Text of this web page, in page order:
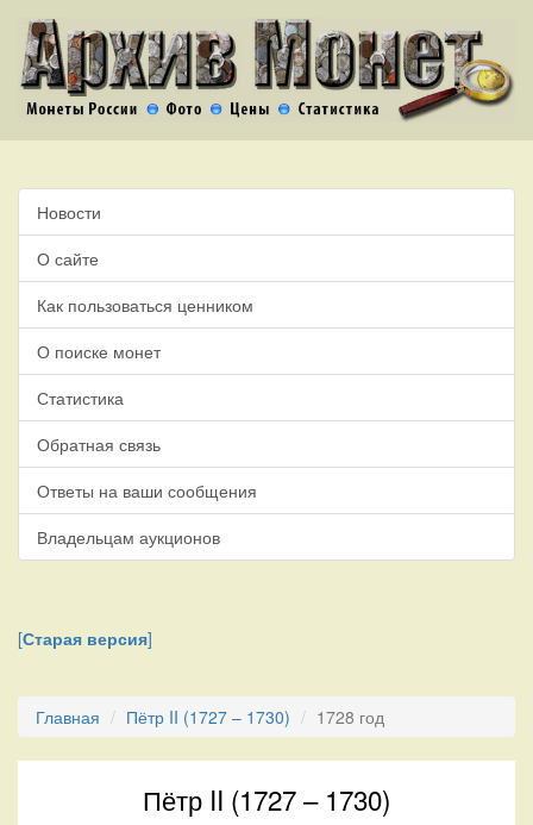
Новости
О сайте
Как пользоваться ценником
О поиске монет
Статистика
Обратная связь
Ответы на ваши сообщения
Владельцам аукционов
[Старая версия]
Главная Пётр II (1727 – 1730) 1728 год
Пётр II (1727 – 1730)